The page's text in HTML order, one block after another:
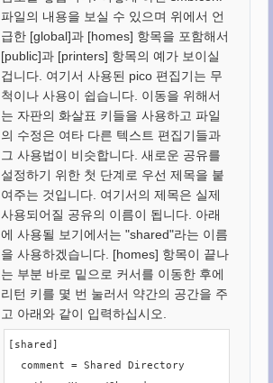
파일의 내용을 보실 수 있으며 위에서 언
급한 [global]과 [homes] 항목을 포함해서
[public]과 [printers] 항목의 예가 보이실
겁니다. 여기서 사용된 pico 편집기는 무
척이나 사용이 쉽습니다. 이동을 위해서
는 자판의 화살표 키들을 사용하고 파일
의 수정은 여타 다른 텍스트 편집기들과
그 사용법이 비슷합니다. 새로운 공유를
설정하기 위한 첫 단계로 우선 제목을 붙
여주는 것입니다. 여기서의 제목은 실제
사용되어질 공유의 이름이 됩니다. 아래
에 사용될 보기에서는 "shared"라는 이름
을 사용하겠습니다. [homes] 항목이 끝나
는 부분 바로 밑으로 커서를 이동한 후에
리턴 키를 몇 번 눌러서 약간의 공간을 주
고 아래와 같이 입력하십시오.
[shared]